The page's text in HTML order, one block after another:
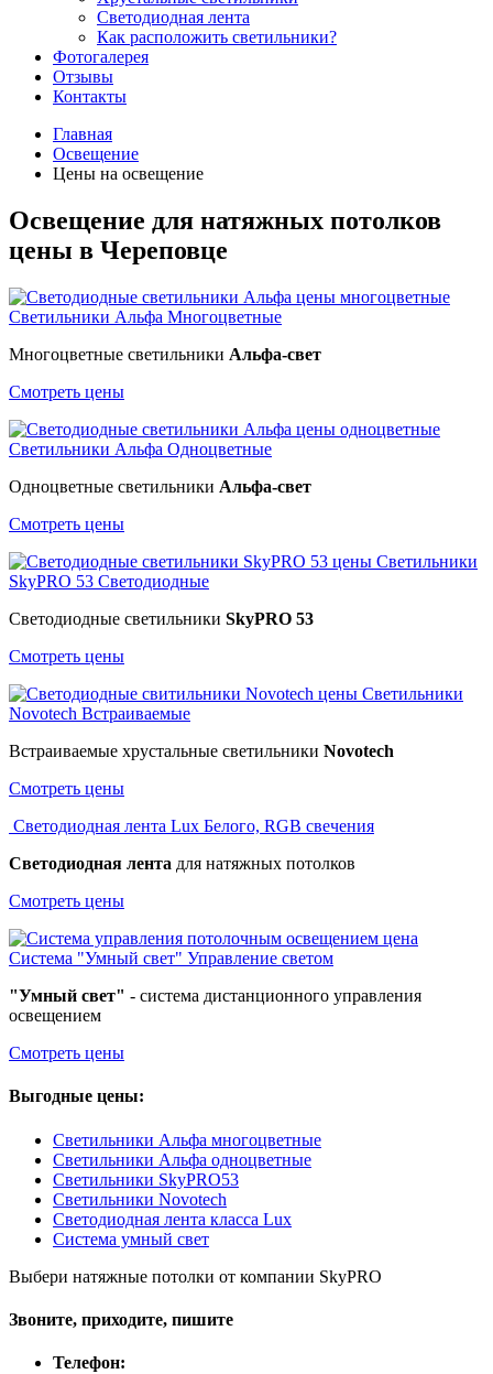
Светодиодная лента
Как расположить светильники?
Фотогалерея
Отзывы
Контакты
Главная
Освещение
Цены на освещение
Освещение для натяжных потолков
цены в Череповце
Светильники Альфа Многоцветные
Многоцветные светильники Альфа-свет
Смотреть цены
Светильники Альфа Одноцветные
Одноцветные светильники Альфа-свет
Смотреть цены
Светильники
SkyPRO 53 Светодиодные
Светодиодные светильники SkyPRO 53
Смотреть цены
Светильники
Novotech Встраиваемые
Встраиваемые хрустальные светильники Novotech
Смотреть цены
Светодиодная лента Lux Белого, RGB свечения
Светодиодная лента для натяжных потолков
Смотреть цены
Система "Умный свет" Управление светом
"Умный свет" - система дистанционного управления
освещением
Смотреть цены
Выгодные цены:
Светильники Альфа многоцветные
Светильники Альфа одноцветные
Светильники SkyPRO53
Светильники Novotech
Светодиодная лента класса Lux
Система умный свет
Выбери натяжные потолки от компании SkyPRO
Звоните, приходите, пишите
Телефон: